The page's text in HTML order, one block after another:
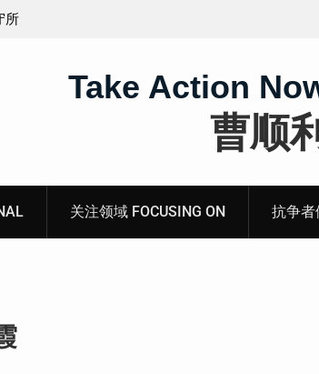
Take Action
曹顺
关注领域 FOCUSING ON 抗争者